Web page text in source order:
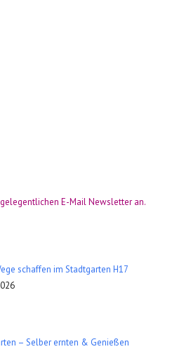
E-Mail Newsletter an.
schaffen im Stadtgarten H17
– Selber ernten & Genießen